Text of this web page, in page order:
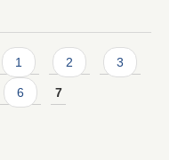
1 2 3
6 7